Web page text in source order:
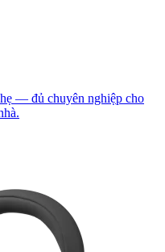
— đủ chuyên nghiệp cho